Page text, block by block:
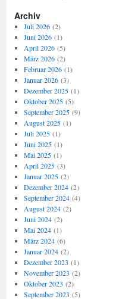
Archiv
Juli 2026(2)
Juni 2026(1)
April 2026(5)
März 2026(2)
Februar 2026(1)
Januar 2026(3)
Dezember 2025(1)
Oktober 2025(5)
September 2025(9)
August 2025(1)
Juli 2025(1)
Juni 2025(1)
Mai 2025(1)
April 2025(3)
Januar 2025(2)
Dezember 2024(2)
September 2024(4)
August 2024(2)
Juni 2024(2)
Mai 2024(1)
März 2024(6)
Januar 2024(2)
Dezember 2023 (1)
November 2023 (2)
Oktober 2023 (2)
September 2023 (5)